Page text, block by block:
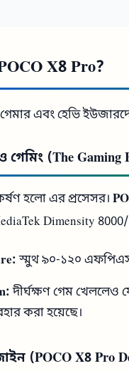
X8 Pro?
এবং হেভি
গেমিং (The Gaming
হলো এর প্রসেসর।
Dimensity
স্মুথ ৯০-১২০ এফপিএস
দীর্ঘক্ষণ গেম
করা হয়েছে।
(POCO X8 Pro